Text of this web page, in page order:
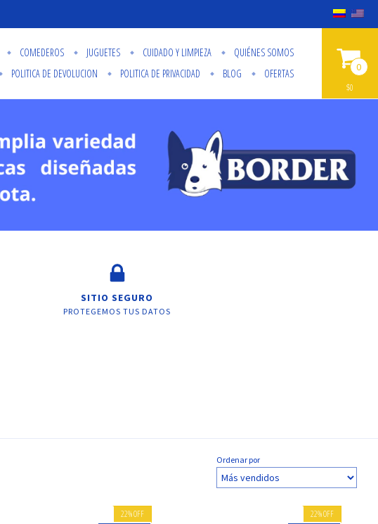
COMEDEROS JUGUETES CUIDADO Y LIMPIEZA
QUIÉNES SOMOS
POLITICA DE DEVOLUCION POLITICA DE PRIVACIDAD BLOG OFERTAS 0
$0
SITIO SEGURO
PROTEGEMOS TUS DATOS
Ordenar por
22%OFF
22%OFF